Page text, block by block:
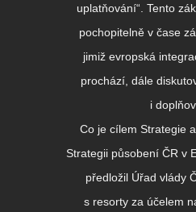
uplatňování“. Tento
pochopitelně v čase
jimiž evropská
prochází, dále
i
Co je cílem Strategie
Strategii působení ČR v
předložil Úřad vlády
s resorty za účelem